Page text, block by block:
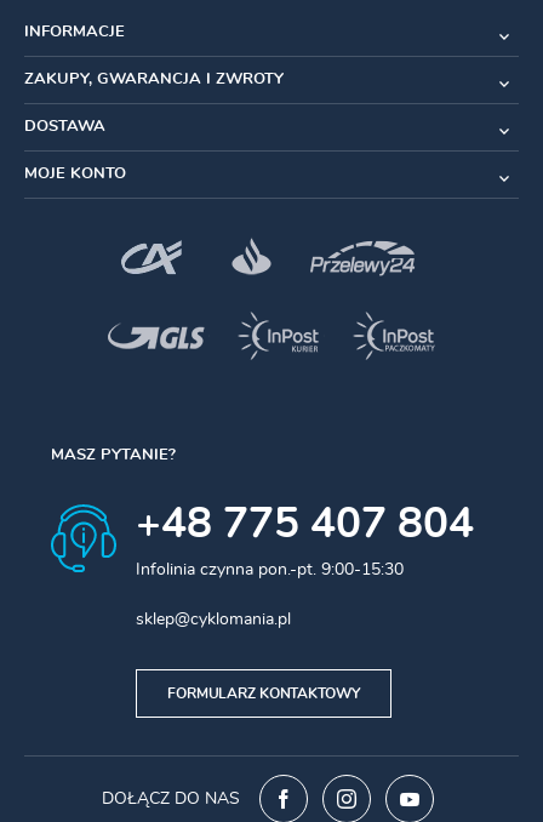
CECHY
ø 1,2 mm x 2100 mm
ø 1,2 mm x 1800 mm
Stal nierdzewna
Gumowa osłona (1 szt.)
Linki OPTISLICK są pokryte galwanicznie cienką,
jednolitą warstwą, która poprawia efektywność
prowadzenia linki i zapewnia doskonałą odporność
MTB
INFORMACJE
ZAKUPY, GWARANCJA I ZWROTY
DOSTAWA
MOJE KONTO
MASZ PYTANIE?
+48 775 407 804
Infolinia czynna pon.-pt. 9:00-15:30
sklep@cyklomania.pl
FORMULARZ KONTAKTOWY
DOŁĄCZ DO NAS